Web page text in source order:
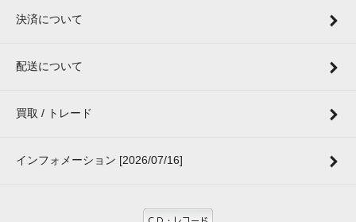
決済について
配送について
買取 / トレード
インフォメーション [2026/07/16]